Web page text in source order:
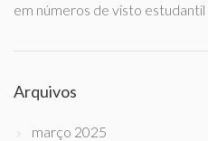
em números de visto estudantil
Arquivos
março 2025